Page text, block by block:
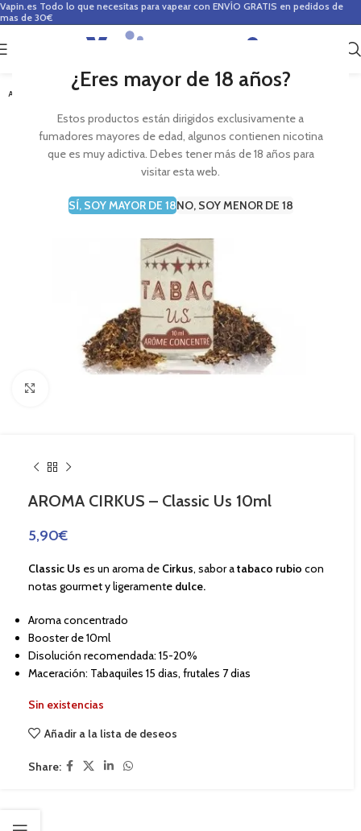
¿Eres mayor de 18 años?
Estos productos están dirigidos exclusivamente a
fumadores mayores de edad, algunos contienen nicotina
que es muy adictiva. Debes tener más de 18 años para
visitar esta web.
SÍ, SOY MAYOR DE 18NO, SOY MENOR DE 18
Vapin.es Todo lo que necesitas para vapear con ENVÍO GRATIS en pedidos de
mas de 30€
0
AGOTADO
AROMA CIRKUS – Classic Us 10ml
5,90€
Classic Us es un aroma de Cirkus, sabor atabaco rubio con
notas gourmet y ligeramente dulce.
Aroma concentrado
Booster de 10ml
Disolución recomendada: 15-20%
Maceración: Tabaquiles 15 dias, frutales 7 dias
Sin existencias
Añadir a la lista de deseos
Share: